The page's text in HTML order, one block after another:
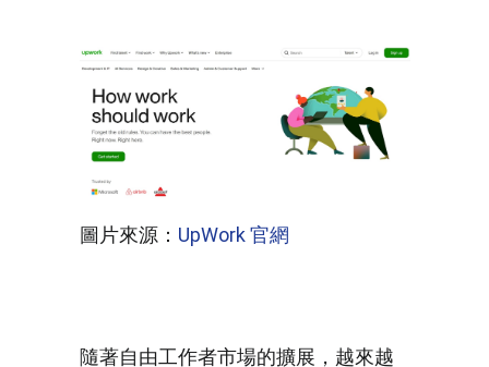
圖片來源： UpWork 官網
隨著自由工作者市場的擴展，越來越